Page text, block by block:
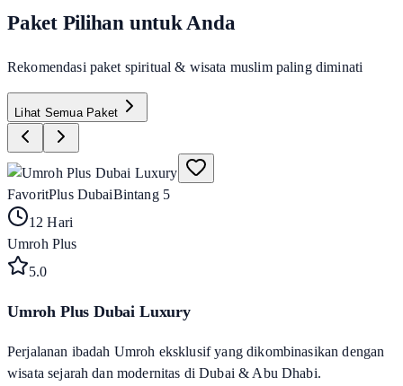
Paket Pilihan untuk Anda
Rekomendasi paket spiritual & wisata muslim paling diminati
Lihat Semua Paket
FavoritPlus DubaiBintang 5
12 Hari
Umroh Plus
5.0
Umroh Plus Dubai Luxury
Perjalanan ibadah Umroh eksklusif yang dikombinasikan dengan
wisata sejarah dan modernitas di Dubai & Abu Dhabi.